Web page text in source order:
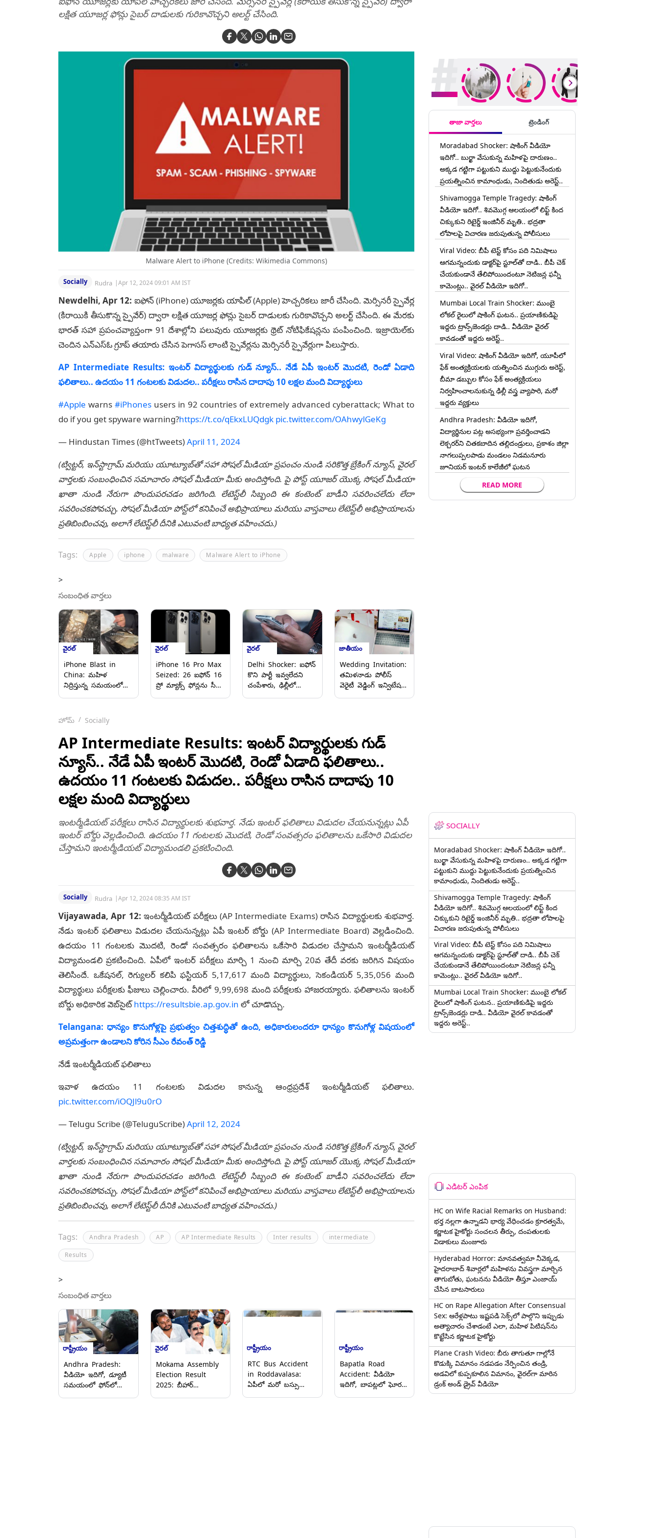
లక్షిత యూజర్ల ఫోన్లు సైబర్‌ దాడులకు గురికావొచ్చని అలర్ట్‌ చేసింది.
Malware Alert to iPhone (Credits: Wikimedia Commons)
Socially Rudra |Apr 12, 2024 09:01 AM IST
Newdelhi, Apr 12: ఐఫోన్‌ (iPhone) యూజర్లకు యాపిల్‌ (Apple) హెచ్చరికలు జారీ చేసింది. మెర్సినరీ స్పైవేర్ల
(కిరాయికి తీసుకొన్న స్పైవేర్‌) ద్వారా లక్షిత యూజర్ల ఫోన్లు సైబర్‌ దాడులకు గురికావొచ్చని అలర్ట్‌ చేసింది. ఈ మేరకు
భారత్‌ సహా ప్రపంచవ్యాప్తంగా 91 దేశాల్లోని పలువురు యూజర్లకు థ్రెట్‌ నోటిఫికేషన్లను పంపించింది. ఇజ్రాయెల్‌కు
చెందిన ఎన్‌ఎస్‌ఓ గ్రూప్‌ తయారు చేసిన పెగాసస్‌ లాంటి స్పైవేర్లను మెర్సినరీ స్పైవేర్లుగా పిలుస్తారు.
AP Intermediate Results: ఇంటర్ విద్యార్థులకు గుడ్ న్యూస్.. నేడే ఏపీ ఇంట‌ర్ మొదటి, రెండో ఏడాది
ఫ‌లితాలు.. ఉద‌యం 11 గంట‌ల‌కు విడుద‌ల‌.. ప‌రీక్ష‌లు రాసిన దాదాపు 10 ల‌క్ష‌ల మంది విద్యార్థులు
#Apple warns #iPhones users in 92 countries of extremely advanced cyberattack; What to
do if you get spyware warning?https://t.co/qEkxLUQdgk pic.twitter.com/OAhwylGeKg
— Hindustan Times (@htTweets)April 11, 2024
(ట్విట్టర్, ఇన్‌స్టాగ్రామ్ మరియు యూట్యూబ్‌తో సహా సోషల్ మీడియా ప్రపంచం నుండి సరికొత్త బ్రేకింగ్ న్యూస్, వైరల్
వార్తలకు సంబంధించిన సమాచారం సోషల్ మీడియా మీకు అందిస్తోంది. పై పోస్ట్ యూజర్ యొక్క సోషల్ మీడియా
ఖాతా నుండి నేరుగా పొందుపరచడం జరిగింది. లేటెస్ట్‌లీ సిబ్బంది ఈ కంటెంట్ బాడీని సవరించలేదు లేదా
సవరించకపోవచ్చు. సోషల్ మీడియా పోస్ట్‌లో కనిపించే అభిప్రాయాలు మరియు వాస్తవాలు లేటెస్ట్‌లీ అభిప్రాయాలను
ప్రతిబింబించవు, అలాగే లేటెస్ట్‌లీ దీనికి ఎటువంటి బాధ్యత వహించదు.)
Tags: Apple iphone malware Malware Alert to iPhone
>
సంబంధిత వార్తలు
వైరల్
iPhone Blast in
China: మహిళ
నిద్రిస్తున్న సమయంలో
ఉన్నప్పుడు పేలడంతో
పక్కనే నిద్రపోతున్న
ఆమెకు తీవ్ర గాయాలు
వైరల్
iPhone 16 Pro Max
Seized: 26 ఐఫోన్ 16
ప్రో మ్యాక్స్‌ ఫోన్లను సీజ్
వైరల్
Delhi Shocker: ఐఫోన్
కొని పార్టీ ఇవ్వలేదని
చంపేశారు, ఢిల్లీలో
జాతీయం
Wedding Invitation:
తమిళనాడు పోలీస్
వెరైటీ వెడ్డింగ్ ఇన్విటేషన్,
హోమ్ Socially
AP Intermediate Results: ఇంటర్ విద్యార్థులకు గుడ్
న్యూస్.. నేడే ఏపీ ఇంట‌ర్ మొదటి, రెండో ఏడాది ఫ‌లితాలు..
ఉద‌యం 11 గంట‌ల‌కు విడుద‌ల‌.. ప‌రీక్ష‌లు రాసిన దాదాపు 10
ల‌క్ష‌ల మంది విద్యార్థులు
ఇంట‌ర్మీడియ‌ట్ ప‌రీక్ష‌లు రాసిన విద్యార్థులకు శుభవార్త. నేడు ఇంటర్ ఫ‌లితాలు విడుద‌ల చేయ‌నున్న‌ట్లు ఏపీ
ఇంటర్ బోర్డు వెల్ల‌డించింది. ఉద‌యం 11 గంట‌ల‌కు మొద‌టి, రెండో సంవ‌త్స‌రం ఫ‌లితాల‌ను ఒకేసారి విడుద‌ల
చేస్తామ‌ని ఇంట‌ర్మీడియ‌ట్ విద్యామండ‌లి ప్ర‌క‌టించింది.
Socially Rudra |Apr 12, 2024 08:35 AM IST
Vijayawada, Apr 12: ఇంట‌ర్మీడియ‌ట్ ప‌రీక్ష‌లు (AP Intermediate Exams) రాసిన విద్యార్థులకు శుభవార్త.
నేడు ఇంటర్ ఫ‌లితాలు విడుద‌ల చేయ‌నున్న‌ట్లు ఏపీ ఇంటర్ బోర్డు (AP Intermediate Board) వెల్ల‌డించింది.
ఉద‌యం 11 గంట‌ల‌కు మొద‌టి, రెండో సంవ‌త్స‌రం ఫ‌లితాల‌ను ఒకేసారి విడుద‌ల చేస్తామ‌ని ఇంట‌ర్మీడియ‌ట్
విద్యామండ‌లి ప్ర‌క‌టించింది. ఏపీలో ఇంటర్ పరీక్షలు మార్చి 1 నుంచి మార్చి 20వ తేదీ వరకు జరిగిన విష‌యం
తెలిసిందే. ఒకేష‌న‌ల్‌, రెగ్యుల‌ర్ కలిపి ఫస్టియర్ 5,17,617 మంది విద్యార్థులు, సెకండియర్ 5,35,056 మంది
విద్యార్థులు పరీక్షలకు ఫీజులు చెల్లించారు. వీరిలో 9,99,698 మంది ప‌రీక్ష‌ల‌కు హాజరయ్యారు. ఫ‌లితాల‌ను ఇంట‌ర్
బోర్డు అధికారిక వెబ్‌సైట్https://resultsbie.ap.gov.in లో చూడొచ్చు.
Telangana: ధాన్యం కొనుగోళ్లపై ప్రభుత్వం చిత్తశుద్ధితో ఉంది, అధికారులందరూ ధాన్యం కొనుగోళ్ల విషయంలో
అప్రమత్తంగా ఉండాలని కోరిన సీఎం రేవంత్ రెడ్డి
నేడే ఇంటర్మీడియట్ ఫలితాలు
ఇవాళ ఉదయం 11 గంటలకు విడుదల కానున్న ఆంధ్రప్రదేశ్ ఇంటర్మీడియట్‌ ఫలితాలు.
pic.twitter.com/iOQJl9u0rO
— Telugu Scribe (@TeluguScribe)April 12, 2024
(ట్విట్టర్, ఇన్‌స్టాగ్రామ్ మరియు యూట్యూబ్‌తో సహా సోషల్ మీడియా ప్రపంచం నుండి సరికొత్త బ్రేకింగ్ న్యూస్, వైరల్
వార్తలకు సంబంధించిన సమాచారం సోషల్ మీడియా మీకు అందిస్తోంది. పై పోస్ట్ యూజర్ యొక్క సోషల్ మీడియా
ఖాతా నుండి నేరుగా పొందుపరచడం జరిగింది. లేటెస్ట్‌లీ సిబ్బంది ఈ కంటెంట్ బాడీని సవరించలేదు లేదా
సవరించకపోవచ్చు. సోషల్ మీడియా పోస్ట్‌లో కనిపించే అభిప్రాయాలు మరియు వాస్తవాలు లేటెస్ట్‌లీ అభిప్రాయాలను
ప్రతిబింబించవు, అలాగే లేటెస్ట్‌లీ దీనికి ఎటువంటి బాధ్యత వహించదు.)
Tags: Andhra Pradesh AP AP Intermediate Results Inter results intermediate
Results
>
సంబంధిత వార్తలు
రాష్ట్రీయం
Andhra Pradesh:
వీడియో ఇదిగో, డ్యూటీ
సమయంలో ఫోన్‌లో
వైరల్
Mokama Assembly
Election Result
2025: బీహార్‌
రాష్ట్రీయం
RTC Bus Accident
in Roddavalasa:
ఏపీలో మరో బస్సు
రాష్ట్రీయం
Bapatla Road
Accident: వీడియో
ఇదిగో, బాపట్లలో ఘోర
తాజా వార్తలు ట్రెండింగ్
Moradabad Shocker: షాకింగ్ వీడియో
ఇదిగో.. బుర్ఖా వేసుకున్న మహిళపై దారుణం..
అక్కడ గట్టిగా పట్టుకుని ముద్దు పెట్టుకునేందుకు
ప్రయత్నించిన కామాంధుడు, నిందితుడు అరెస్ట్..
Shivamogga Temple Tragedy: షాకింగ్
వీడియో ఇదిగో.. శివమొగ్గ ఆలయంలో లిఫ్ట్ కింద
చిక్కుకుని రిటైర్డ్ ఇంజినీర్ మృతి.. భద్రతా
లోపాలపై విచారణ జరుపుతున్న పోలీసులు
Viral Video: బీపీ టెస్ట్‌ కోసం పది నిమిషాలు
ఆగమన్నందుకు డాక్టర్‌పై స్టూల్‌తో దాడి.. బీపీ చెక్
చేయకుండానే తేలిపోయిందంటూ నెటిజన్ల ఫన్నీ
కామెంట్లు.. వైరల్ వీడియో ఇదిగో..
Mumbai Local Train Shocker: ముంబై
లోకల్ రైలులో షాకింగ్ ఘటన.. ప్రయాణికుడిపై
ఇద్దరు ట్రాన్స్‌జెండర్లు దాడి.. వీడియో వైరల్
కావడంతో ఇద్దరు అరెస్ట్..
Viral Video: షాకింగ్ వీడియో ఇదిగో, యూపీలో
ఫేక్ అంత్యక్రియలకు యత్నించిన ముగ్గురు అరెస్ట్,
బీమా డబ్బుల కోసం ఫేక్ అంత్యక్రియలు
నిర్వహించాలనుకున్న ఢిల్లీ వస్త్ర వ్యాపారి, మరో
ఇద్దరు వ్యక్తులు
Andhra Pradesh: వీడియో ఇదిగో,
విద్యార్థినుల పట్ల అసభ్యంగా ప్రవర్తించాడని
లెక్చ‌ర‌ర్‌ని చిత‌క‌బాదిన త‌ల్లిదండ్రులు, ప్రకాశం జిల్లా
నాగలుప్పలపాడు మండలం నిడమనూరు
జూనియర్ ఇంటర్ కాలేజీలో ఘటన
READ MORE
SOCIALLY
Moradabad Shocker: షాకింగ్ వీడియో ఇదిగో..
బుర్ఖా వేసుకున్న మహిళపై దారుణం.. అక్కడ గట్టిగా
పట్టుకుని ముద్దు పెట్టుకునేందుకు ప్రయత్నించిన
కామాంధుడు, నిందితుడు అరెస్ట్..
Shivamogga Temple Tragedy: షాకింగ్
వీడియో ఇదిగో.. శివమొగ్గ ఆలయంలో లిఫ్ట్ కింద
చిక్కుకుని రిటైర్డ్ ఇంజినీర్ మృతి.. భద్రతా లోపాలపై
విచారణ జరుపుతున్న పోలీసులు
Viral Video: బీపీ టెస్ట్‌ కోసం పది నిమిషాలు
ఆగమన్నందుకు డాక్టర్‌పై స్టూల్‌తో దాడి.. బీపీ చెక్
చేయకుండానే తేలిపోయిందంటూ నెటిజన్ల ఫన్నీ
కామెంట్లు.. వైరల్ వీడియో ఇదిగో..
Mumbai Local Train Shocker: ముంబై లోకల్
రైలులో షాకింగ్ ఘటన.. ప్రయాణికుడిపై ఇద్దరు
ట్రాన్స్‌జెండర్లు దాడి.. వీడియో వైరల్ కావడంతో
ఇద్దరు అరెస్ట్..
ఎడిటర్ ఎంపిక
HC on Wife Racial Remarks on Husband:
భర్త న‌ల్ల‌గా ఉన్నాడ‌ని భార్య వేధించ‌డం క్రూర‌త్వ‌మే,
కర్ణాటక హైకోర్టు సంచలన తీర్పు, దంపతులకు
విడాకులు మంజూరు
Hyderabad Horror: మానవత్వమా నీవెక్కడ,
హైదరాబాద్ శివార్లలో మహిళను వివస్త్రగా మార్చిన
తాగుబోతు, ఘటనను వీడియో తీస్తూ ఎంజాయ్
చేసిన బాటసారులు
HC on Rape Allegation After Consensual
Sex: ఆరేళ్లపాటు ఇష్టపడి సెక్స్‌లో పాల్గొని ఇప్పుడు
అత్యాచారం చేశాడంటే ఎలా, మహిళ పిటిషన్‌ను
కొట్టేసిన కర్ణాటక హైకోర్టు
Plane Crash Video: బీరు తాగుతూ గాల్లోనే
కొడుక్కి విమానం నడపడం నేర్పించిన తండ్రి,
అడవిలో కుప్పకూలిన విమానం, వైరల్‌గా మారిన
డ్రంక్‌ అండ్ డ్రైవ్ వీడియో